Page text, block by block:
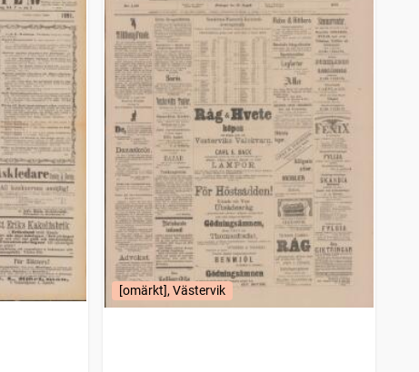
[omärkt], Västervik